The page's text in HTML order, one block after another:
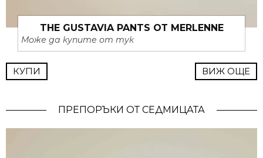
THE GUSTAVIA PANTS ОТ MERLENNE
Може да купите от тук
КУПИ ВИЖ ОЩЕ
ПРЕПОРЪКИ ОТ СЕДМИЦАТА